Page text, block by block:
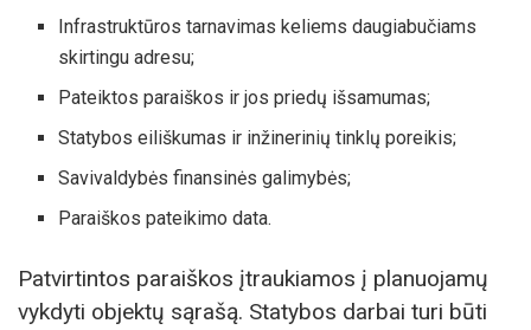
Infrastruktūros tarnavimas keliems daugiabučiams
skirtingu adresu;
Pateiktos paraiškos ir jos priedų išsamumas;
Statybos eiliškumas ir inžinerinių tinklų poreikis;
Savivaldybės finansinės galimybės;
Paraiškos pateikimo data.
Patvirtintos paraiškos įtraukiamos į planuojamų
vykdyti objektų sąrašą. Statybos darbai turi būti